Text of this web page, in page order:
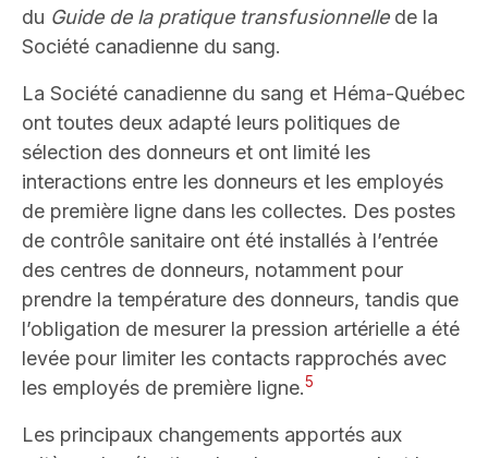
du Guide de la pratique transfusionnellede la
Société canadienne du sang.
La Société canadienne du sang et Héma-Québec
ont toutes deux adapté leurs politiques de
sélection des donneurs et ont limité les
interactions entre les donneurs et les employés
de première ligne dans les collectes. Des postes
de contrôle sanitaire ont été installés à l’entrée
des centres de donneurs, notamment pour
prendre la température des donneurs, tandis que
l’obligation de mesurer la pression artérielle a été
levée pour limiter les contacts rapprochés avec
les employés de première ligne.5
Les principaux changements apportés aux